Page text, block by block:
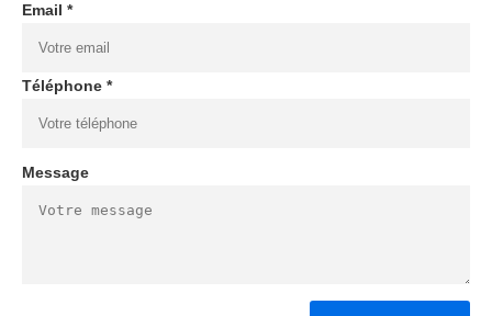
Email *
Téléphone *
Message